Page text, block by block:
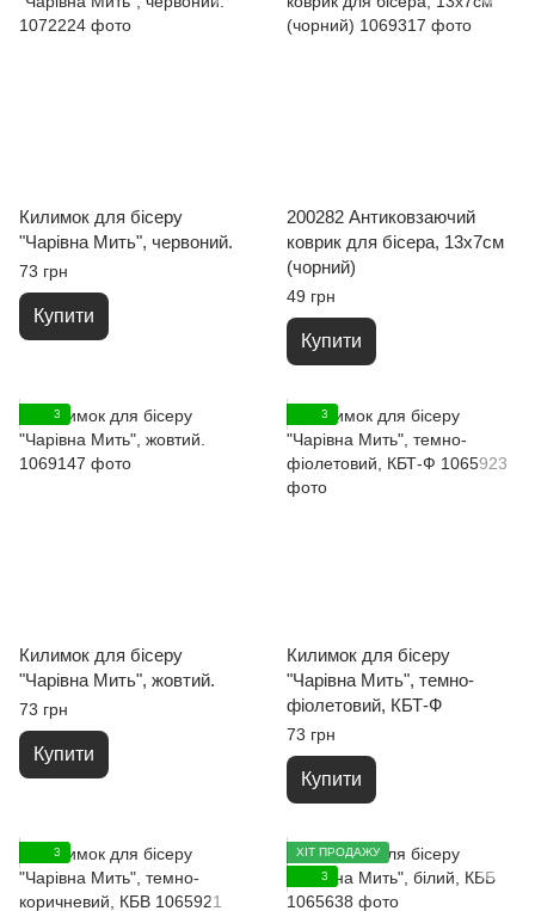
Килимок для бісеру
"Чарівна Мить", червоний.
73 грн
Купити
200282 Антиковзаючий
коврик для бісера, 13х7см
(чорний)
49 грн
Купити
3
Килимок для бісеру
"Чарівна Мить", жовтий.
73 грн
Купити
3
Килимок для бісеру
"Чарівна Мить", темно-
фіолетовий, КБТ-Ф
73 грн
Купити
3
ХІТ ПРОДАЖУ
3